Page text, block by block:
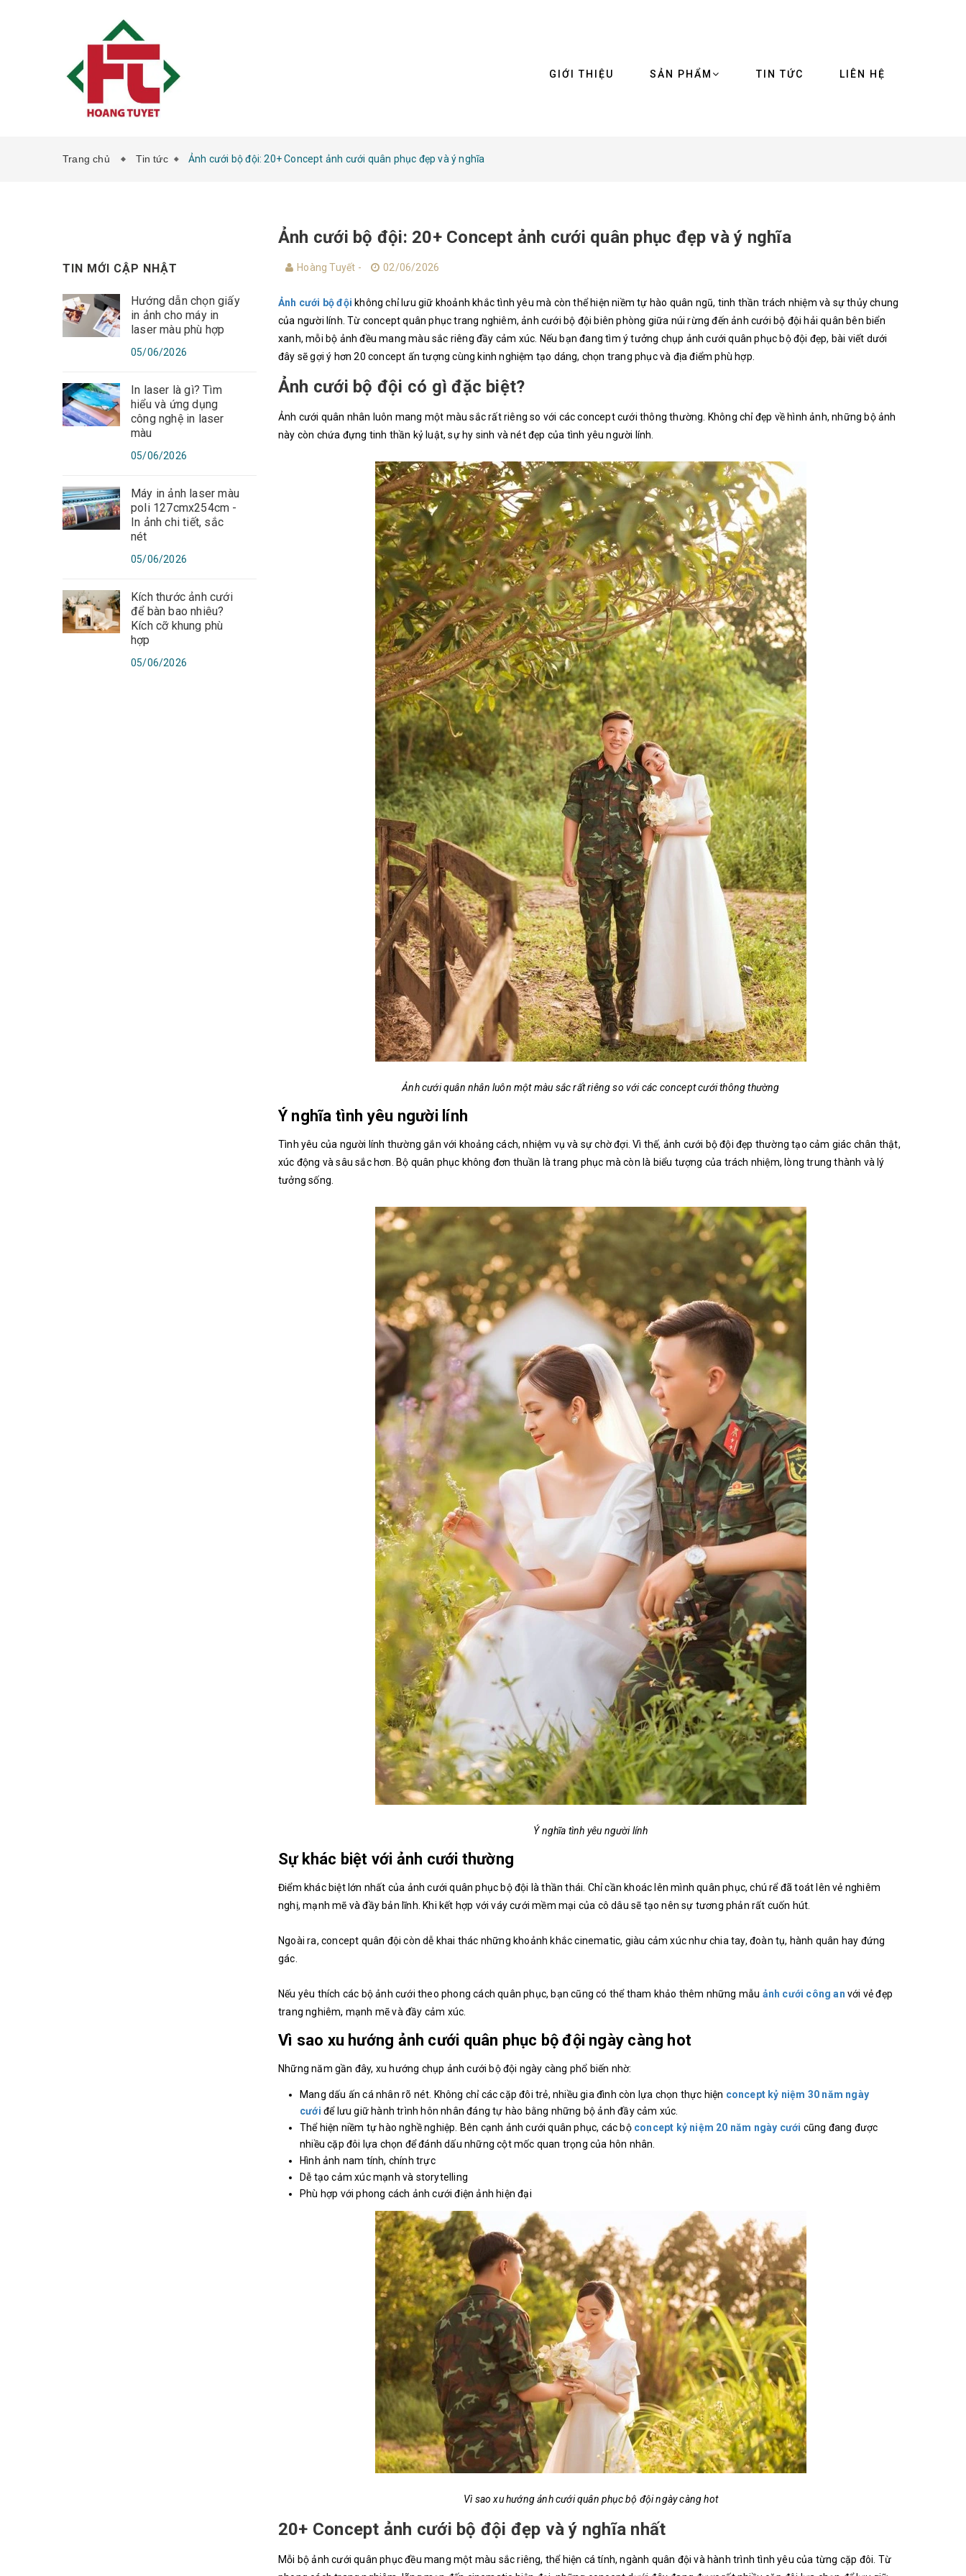
GIỚI THIỆU SẢN PHẨM TIN TỨC LIÊN HỆ
Trang chủ Tin tức Ảnh cưới bộ đội: 20+ Concept ảnh cưới quân phục đẹp và ý nghĩa
TIN MỚI CẬP NHẬT
Hướng dẫn chọn giấy
in ảnh cho máy in
laser màu phù hợp
05/06/2026
In laser là gì? Tìm
hiểu và ứng dụng
công nghệ in laser
màu
05/06/2026
Máy in ảnh laser màu
poli 127cmx254cm -
In ảnh chi tiết, sắc
nét
05/06/2026
Kích thước ảnh cưới
để bàn bao nhiêu?
Kích cỡ khung phù
hợp
05/06/2026
Ảnh cưới bộ đội: 20+ Concept ảnh cưới quân phục đẹp và ý nghĩa
Hoàng Tuyết - 02/06/2026
Ảnh cưới bộ đội không chỉ lưu giữ khoảnh khắc tình yêu mà còn thể hiện niềm tự hào quân ngũ, tinh thần trách nhiệm và sự thủy chung
của người lính. Từ concept quân phục trang nghiêm, ảnh cưới bộ đội biên phòng giữa núi rừng đến ảnh cưới bộ đội hải quân bên biển
xanh, mỗi bộ ảnh đều mang màu sắc riêng đầy cảm xúc. Nếu bạn đang tìm ý tưởng chụp ảnh cưới quân phục bộ đội đẹp, bài viết dưới
đây sẽ gợi ý hơn 20 concept ấn tượng cùng kinh nghiệm tạo dáng, chọn trang phục và địa điểm phù hợp.
Ảnh cưới bộ đội có gì đặc biệt?
Ảnh cưới quân nhân luôn mang một màu sắc rất riêng so với các concept cưới thông thường. Không chỉ đẹp về hình ảnh, những bộ ảnh
này còn chứa đựng tinh thần kỷ luật, sự hy sinh và nét đẹp của tình yêu người lính.
Ảnh cưới quân nhân luôn một màu sắc rất riêng so với các concept cưới thông thường
Ý nghĩa tình yêu người lính
Tình yêu của người lính thường gắn với khoảng cách, nhiệm vụ và sự chờ đợi. Vì thế, ảnh cưới bộ đội đẹp thường tạo cảm giác chân thật,
xúc động và sâu sắc hơn. Bộ quân phục không đơn thuần là trang phục mà còn là biểu tượng của trách nhiệm, lòng trung thành và lý
tưởng sống.
Ý nghĩa tình yêu người lính
Sự khác biệt với ảnh cưới thường
Điểm khác biệt lớn nhất của ảnh cưới quân phục bộ đội là thần thái. Chỉ cần khoác lên mình quân phục, chú rể đã toát lên vẻ nghiêm
nghị, mạnh mẽ và đầy bản lĩnh. Khi kết hợp với váy cưới mềm mại của cô dâu sẽ tạo nên sự tương phản rất cuốn hút.
Ngoài ra, concept quân đội còn dễ khai thác những khoảnh khắc cinematic, giàu cảm xúc như chia tay, đoàn tụ, hành quân hay đứng
gác.
Nếu yêu thích các bộ ảnh cưới theo phong cách quân phục, bạn cũng có thể tham khảo thêm những mẫu ảnh cưới công an với vẻ đẹp
trang nghiêm, mạnh mẽ và đầy cảm xúc.
Vì sao xu hướng ảnh cưới quân phục bộ đội ngày càng hot
Những năm gần đây, xu hướng chụp ảnh cưới bộ đội ngày càng phổ biến nhờ:
Mang dấu ấn cá nhân rõ nét. Không chỉ các cặp đôi trẻ, nhiều gia đình còn lựa chọn thực hiện concept kỷ niệm 30 năm ngày
cưới để lưu giữ hành trình hôn nhân đáng tự hào bằng những bộ ảnh đầy cảm xúc.
Thể hiện niềm tự hào nghề nghiệp.
Bên cạnh ảnh cưới quân phục, các bộ concept kỷ niệm 20 năm ngày cưới cũng đang được
nhiều cặp đôi lựa chọn để đánh dấu những cột mốc quan trọng của hôn nhân.
Hình ảnh nam tính, chính trực
Dễ tạo cảm xúc mạnh và storytelling
Phù hợp với phong cách ảnh cưới điện ảnh hiện đại
Vì sao xu hướng ảnh cưới quân phục bộ đội ngày càng hot
20+ Concept ảnh cưới bộ đội đẹp và ý nghĩa nhất
Mỗi bộ ảnh cưới quân phục đều mang một màu sắc riêng, thể hiện cá tính, ngành quân đội và hành trình tình yêu của từng cặp đôi. Từ